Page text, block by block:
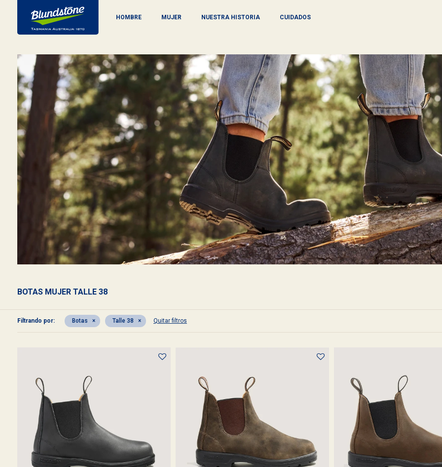
HOMBRE MUJER NUESTRA HISTORIA CUIDADOS
BOTAS MUJER TALLE 38
Filtrando por: Botas Talle 38 Quitar filtros